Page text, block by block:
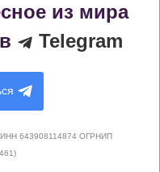
Эпоху Водолея
и медитаций
из мира
Telegram
643908114874 ОГРНИП